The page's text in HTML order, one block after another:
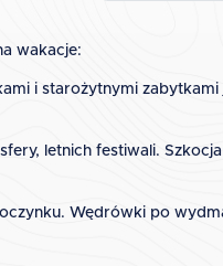
wakacje:
i starożytnymi
letnich festiwali.
Wędrówki po